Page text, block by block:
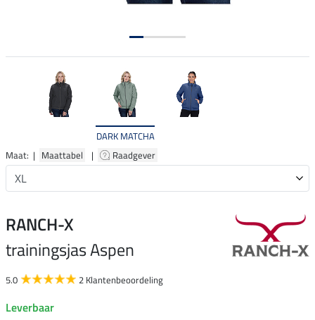
DARK MATCHA
Maat: | Maattabel | Raadgever
RANCH-X
trainingsjas Aspen
5.0 2 Klantenbeoordeling
Leverbaar